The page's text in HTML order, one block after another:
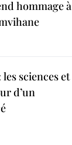
hommage à
sciences et
d’un